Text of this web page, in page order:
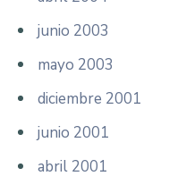
junio 2003
mayo 2003
diciembre 2001
junio 2001
abril 2001